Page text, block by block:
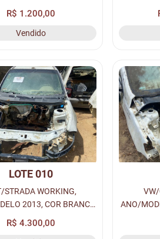
R$ 1.200,00
Vendido
A
LOTE 010
STRADA WORKING,
2013, COR BRANCA
GASOLINA, PLACA:
4628, RENAVM:
R$ 4.300,00
VW/
ANO/
A